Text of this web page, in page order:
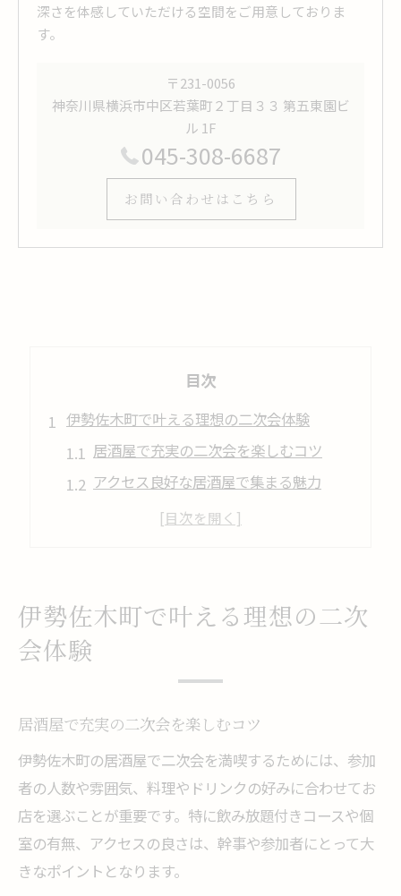
深さを体感していただける空間をご用意しておりま
す。
〒231-0056
神奈川県横浜市中区若葉町２丁目３３ 第五東園ビ
ル 1F
045-308-6687
お問い合わせはこちら
目次
伊勢佐木町で叶える理想の二次会体験
居酒屋で充実の二次会を楽しむコツ
アクセス良好な居酒屋で集まる魅力
伊勢佐木町の居酒屋で盛り上がる方法
デートにおすすめな居酒屋空間の魅力
居酒屋で特別な夜を演出するポイント
カップルに人気の居酒屋空間を解説
夜遅くまで楽しめる伊勢佐木町の居酒屋案内
夜遅くまで営業の居酒屋活用術
終電後も安心な居酒屋の選び方
伊勢佐木町で叶える理想の二次
会体験
居酒屋で充実の二次会を楽しむコツ
伊勢佐木町の居酒屋で二次会を満喫するためには、参加
者の人数や雰囲気、料理やドリンクの好みに合わせてお
店を選ぶことが重要です。特に飲み放題付きコースや個
室の有無、アクセスの良さは、幹事や参加者にとって大
きなポイントとなります。